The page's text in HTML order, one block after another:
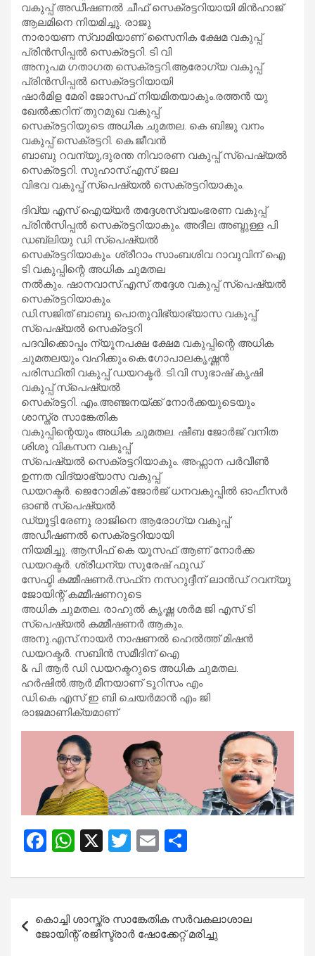
വകുപ്പ് അഡീഷണല്‍ ചീഫ് സെക്രട്ടറിയായി മിന്‍ഹാജ്
ആലമിനെ നിയമിച്ചു. രാജു
നാരായണ സ്വാമിയാണ് സൈനിക ക്ഷേമ വകുപ്പ്
പ്രിന്‍സിപ്പല്‍ സെക്രട്ടറി. ടി വി
അനുപമ ഗതാഗത സെക്രട്ടറി.ആരോഗ്യ വകുപ്പ്
പ്രിന്‍സിപ്പല്‍ സെക്രട്ടറിയായി
ഷാര്‍മിള മേരി ജോസഫ് നിയമിതയാകും.രത്തന്‍ യു
ഖേല്‍ക്കറിന് തുറമുഖ വകുപ്പ്
സെക്രട്ടറിയുടെ അധിക ചുമതല. കെ ബിജു വനം
വകുപ്പ് സെക്രട്ടറി. കെ.ജീവന്‍
ബാബു റവന്യു,ദുരന്ത നിവാരണ വകുപ്പ് സ്‌പെഷ്യല്‍
സെക്രട്ടറി. സുഹാസ്.എസ് ജല
വിഭവ വകുപ്പ് സ്പെഷ്യല്‍ സെക്രട്ടറിയാകും.
ദിവ്യ എസ് ഐയ്യര്‍ തദ്ദേശസ്വയംഭരണ വകുപ്പ്
പ്രിന്‍സിപ്പല്‍ സെക്രട്ടറിയാകും. അദീല അബ്ദുള്ള പി
ഡബ്ലിയു ഡി സ്‌പെഷ്യല്‍
സെക്രട്ടറിയാകും. ശ്രീറാം സാംബശിവ റാവുവിന് ഐ
ടി വകുപ്പിന്റെ അധിക ചുമതല
നല്‍കും. ഷാനവാസ്.എസ് തദ്ദേശ വകുപ്പ് സ്‌പെഷ്യല്‍
സെക്രട്ടറിയാകും.
ഡി.സജിത് ബാബു പൊതുവിഭ്യാഭ്യാസ വകുപ്പ്
സ്‌പെഷ്യല്‍ സെക്രട്ടറി
പദവിക്കൊപ്പം ന്യൂനപക്ഷ ക്ഷേമ വകുപ്പിന്റെ അധിക
ചുമതലയും വഹിക്കും.കെ.ഗോപാലകൃഷ്ണന്‍
പരിസ്ഥിതി വകുപ്പ് ഡയറക്ടര്‍. ടി.വി സുഭാഷ് കൃഷി
വകുപ്പ് സ്‌പെഷ്യല്‍
സെക്രട്ടറി. എം.അഞ്ജനയ്‌ക്ക് നോര്‍ക്കയുടെയും
ശാസ്ത്ര സാങ്കേതിക
വകുപ്പിന്റെയും അധിക ചുമതല. ഷീബ ജോര്‍ജ് വനിത
ശിശു വികസന വകുപ്പ്
സ്‌പെഷ്യല്‍ സെക്രട്ടറിയാകും. അഫ്സാന പര്‍വീണ്‍
ഉന്നത വിദ്യാഭ്യാസ വകുപ്പ്
ഡയറക്ടര്‍. ജെറോമിക് ജോര്‍ജ് ധനവകുപ്പില്‍ ഓഫീസര്‍
ഓണ്‍ സ്‌പെഷ്യല്‍
ഡ്യൂട്ടി.രേണു രാജിനെ ആരോഗ്യ വകുപ്പ്
അഡീഷണല്‍ സെക്രട്ടറിയായി
നിയമിച്ചു. ആസിഫ് കെ യൂസഫ് ആണ് നോര്‍ക്ക
ഡയറക്ടര്‍. ശ്രീധന്യ സുരേഷ് ഫുഡ്
സേഫ്ടി കമ്മീഷണര്‍.സഫ്‌ന നസറുദ്ദീന് ലാന്‍ഡ് റവന്യു
ജോയിന്റ് കമ്മീഷണറുടെ
അധിക ചുമതല. രാഹുല്‍ കൃഷ്ണ ശര്‍മ ജി എസ് ടി
സ്‌പെഷ്യല്‍ കമ്മീഷണര്‍ ആകും.
അനു.എസ്.നായര്‍ നാഷണല്‍ ഹെല്‍ത്ത് മിഷന്‍
ഡയറക്ടര്‍. സബിന്‍ സമീദിന് ഐ
& പി ആര്‍ ഡി ഡയറക്ടറുടെ അധിക ചുമതല.
ഹര്‍ഷില്‍.ആര്‍.മീനയാണ് ടൂറിസം എം
ഡി.കെ എസ് ഇ ബി ചെയര്‍മാന്‍ എം ജി
രാജമാണിക്യമാണ്
F
ce
o
W
at
A
X
T
tt
E
ail ar
e
navigation
കൊച്ചി ശാസ്ത്ര സാങ്കേതിക സർവകലാശാല
ജോയിന്റ് രജിസ്ട്രാർ ഷോക്കേറ്റ് മരിച്ചു